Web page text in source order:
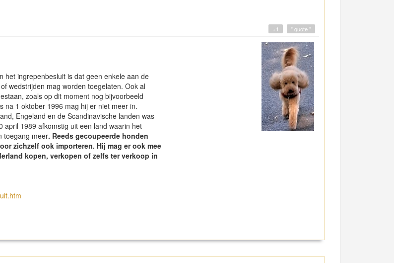
" quote "
+1
het ingrepenbesluit is dat geen enkele aan de
wedstrijden mag worden toegelaten. Ook al
zoals op dit moment nog bijvoorbeeld
na 1 oktober 1996 mag hij er niet meer in.
Engeland en de Scandinavische landen was
1989 afkomstig uit een land waarin het
toegang meer. Reeds gecoupeerde honden
zichzelf ook importeren. Hij mag er ook mee
kopen, verkopen of zelfs ter verkoop in